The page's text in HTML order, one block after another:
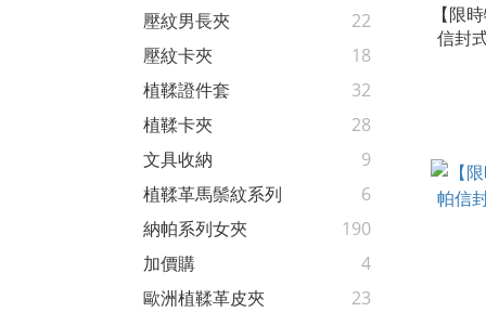
壓紋男長夾
22
壓紋卡夾
18
植鞣證件套
32
植鞣卡夾
28
文具收納
9
植鞣革馬鬃紋系列
6
納帕系列女夾
190
加價購
4
歐洲植鞣革皮夾
23
【限
信封